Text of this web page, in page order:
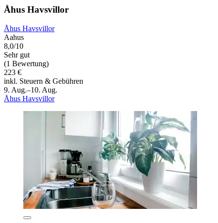
Åhus Havsvillor
Åhus Havsvillor
Aahus
8,0/10
Sehr gut
(1 Bewertung)
223 €
inkl. Steuern & Gebühren
9. Aug.–10. Aug.
Åhus Havsvillor